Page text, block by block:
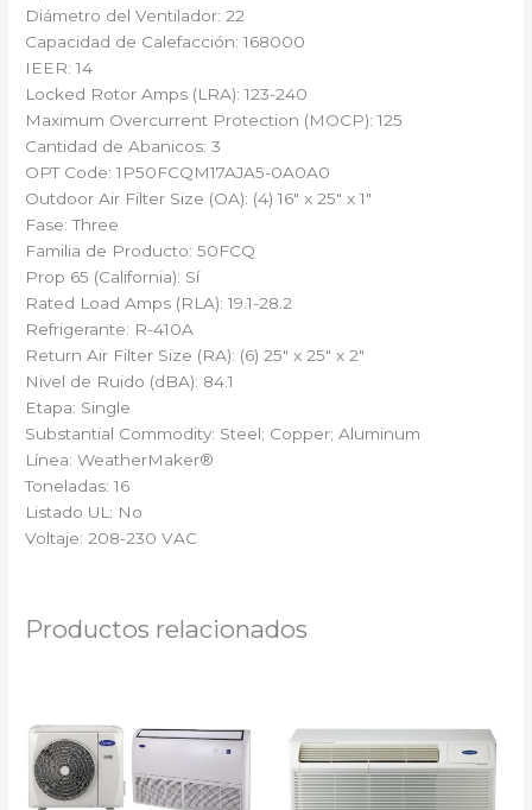
Diámetro del Ventilador: 22
Capacidad de Calefacción: 168000
IEER: 14
Locked Rotor Amps (LRA): 123-240
Maximum Overcurrent Protection (MOCP): 125
Cantidad de Abanicos: 3
OPT Code: 1P50FCQM17AJA5-0A0A0
Outdoor Air Filter Size (OA): (4) 16″ x 25″ x 1″
Fase: Three
Familia de Producto: 50FCQ
Prop 65 (California): Sí
Rated Load Amps (RLA): 19.1-28.2
Refrigerante: R-410A
Return Air Filter Size (RA): (6) 25″ x 25″ x 2″
Nivel de Ruido (dBA): 84.1
Etapa: Single
Substantial Commodity: Steel; Copper; Aluminum
Línea: WeatherMaker®
Toneladas: 16
Listado UL: No
Voltaje: 208-230 VAC
Productos relacionados